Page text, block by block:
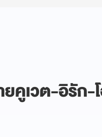
คูเวต-อิรัก-